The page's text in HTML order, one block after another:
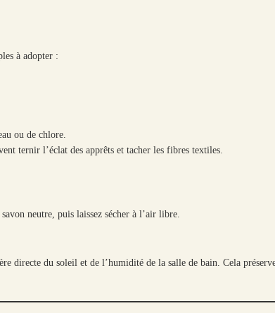
à adopter :
ou de chlore.
ternir l’éclat des apprêts et tacher les fibres textiles.
neutre, puis laissez sécher à l’air libre.
directe du soleil et de l’humidité de la salle de bain. Cela